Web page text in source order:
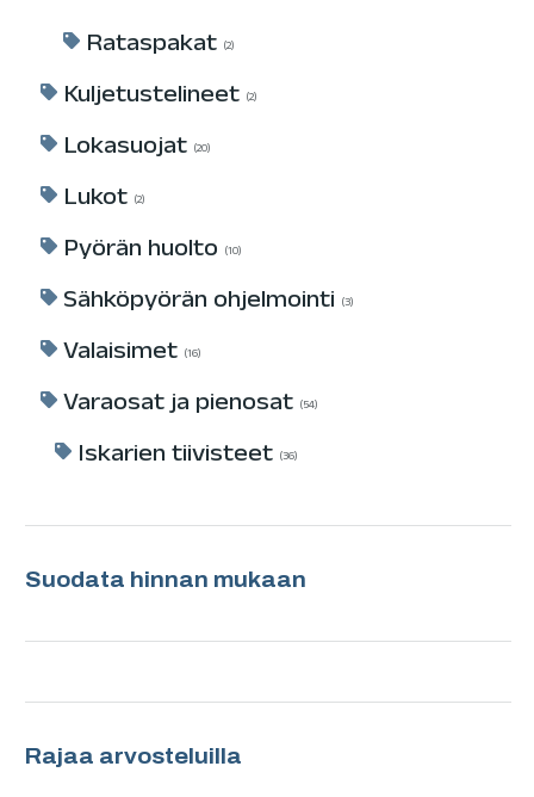
Rataspakat 2
Kuljetustelineet 2
Lokasuojat 20
Lukot 2
Pyörän huolto 10
Sähköpyörän ohjelmointi 3
Valaisimet 16
Varaosat ja pienosat 54
Iskarien tiivisteet 36
Suodata hinnan mukaan
Rajaa arvosteluilla